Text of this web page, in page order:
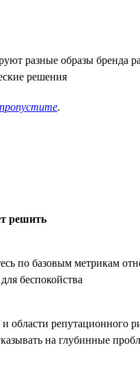
разные образы бренда
решения
.
решить
по базовым метрикам
беспокойства
области репутационного
на глубинные